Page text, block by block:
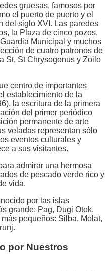
gruesas, famosos por
el puerto de puerto y el
del siglo XVI. Las paredes
la Plaza de cinco pozos,
Municipal y muchos
de cuatro patronos de
St, St Chrysogonus y Zoilo
centro de importantes
establecimiento de la
la escritura de la primera
del primer periódico
permanente de arte
veladas representan sólo
eventos culturales y
a sus visitantes.
admirar una hermosa
de pescado verde rico y
vida.
por las islas
grande: Pag, Dugi Otok,
pequeños: Silba, Molat,
por Nuestros